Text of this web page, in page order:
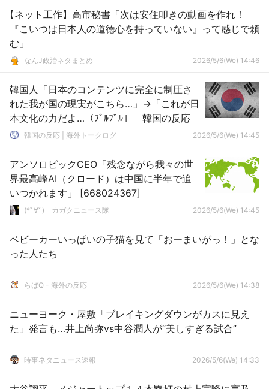
【ネット工作】高市秘書「次は安住叩きの動画を作れ！
『こいつは日本人の道徳心を持っていない』って感じで頼
む」
なんJ政治ネタまとめ 2026/5/6(We) 14:46
韓国人「日本のコンテンツに完全に制圧さ
れた我が国の現実がこちら…」→「これが日
本文化の力だよ…（ﾌﾞﾙﾌﾞﾙ」＝韓国の反応
韓国の反応 | 海外トークログ 2026/5/6(We) 14:45
アンソロピックCEO「残念ながら我々の世
界最高峰AI（クロード）は中国に半年で追
いつかれます」 [668024367]
(*ﾟ∀ﾟ)ゞカガクニュース隊 2026/5/6(We) 14:45
ベビーカーいっぱいの子猫を見て「おーまいがっ！」とな
った人たち
らばQ - 海外の反応 2026/5/6(We) 14:38
ニューヨーク・屋敷「ブレイキングダウンがカスに見え
た」発言も…井上尚弥vs中谷潤人が“美しすぎる試合”
時事ネタニュース速報 2026/5/6(We) 14:33